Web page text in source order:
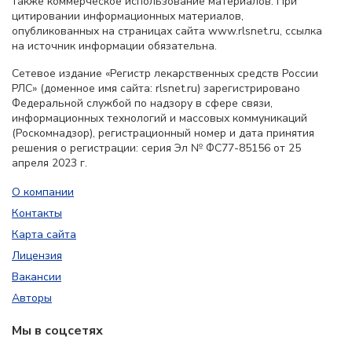
цитировании информационных материалов,
опубликованных на страницах сайта www.rlsnet.ru, ссылка
на источник информации обязательна.
Сетевое издание «Регистр лекарственных средств России
РЛС» (доменное имя сайта: rlsnet.ru) зарегистрировано
Федеральной службой по надзору в сфере связи,
информационных технологий и массовых коммуникаций
(Роскомнадзор), регистрационный номер и дата принятия
решения о регистрации: серия Эл № ФС77-85156 от 25
апреля 2023 г.
О компании
Контакты
Карта сайта
Лицензия
Вакансии
Авторы
Мы в соцсетях